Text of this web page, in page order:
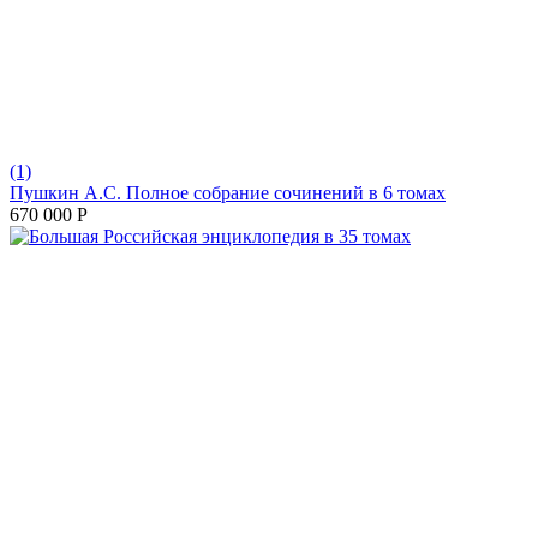
(1)
Пушкин А.С. Полное собрание сочинений в 6 томах
670 000 Р